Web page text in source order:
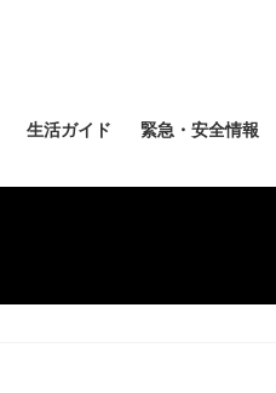
生活ガイド 緊急・安全情報